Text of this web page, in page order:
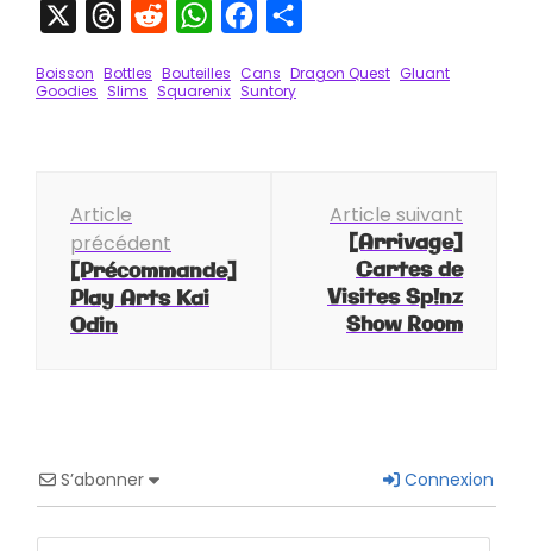
ThreadsRedditWhatsAppFacebook
Boisson Bottles Bouteilles Cans Dragon Quest Gluant
Goodies Slims Squarenix Suntory
d'article
Article
précédent
[Précommande]
Play Arts Kai
Odin
Article suivant
[Arrivage]
Cartes de
Visites Sp!nz
Show Room
S’abonner Connexion